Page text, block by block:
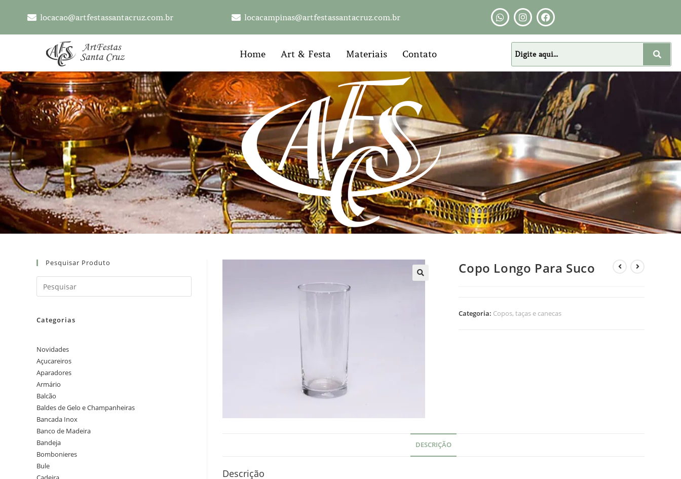
locacao@artfestassantacruz.com.br locacampinas@artfestassantacruz.com.br
Home Art & Festa Materiais Contato
Copo Longo Para Suco
Categoria: Copos, taças e canecas
DESCRIÇÃO
Descrição
Pesquisar Produto
Categorias
Novidades
Açucareiros
Aparadores
Armário
Balcão
Baldes de Gelo e Champanheiras
Bancada Inox
Banco de Madeira
Bandeja
Bombonieres
Bule